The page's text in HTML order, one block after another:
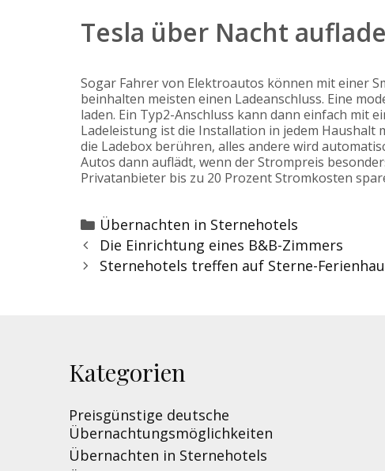
Tesla über Nacht
Sogar Fahrer von Elektroautos können mit einer
beinhalten meisten einen Ladeanschluss. Eine
laden. Ein Typ2-Anschluss kann dann einfach mit
Ladeleistung ist die Installation in jedem Haushalt
die Ladebox berühren, alles andere wird
Autos dann auflädt, wenn der Strompreis
Privatanbieter bis zu 20 Prozent Stromkosten
Categories
Übernachten in Sternehotels
Post
navigation
Die Einrichtung eines B&B-Zimmers
Sternehotels treffen auf Sterne-
Kategorien
Preisgünstige deutsche
Übernachtungsmöglichkeiten
Übernachten in Sternehotels